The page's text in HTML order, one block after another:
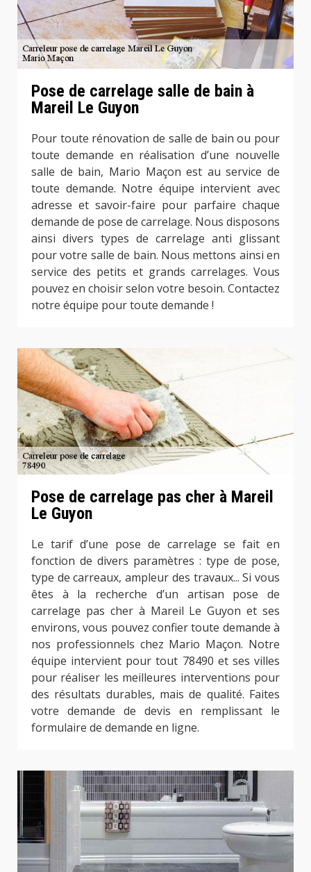
Pose de carrelage salle de bain à
Mareil Le Guyon
Pour toute rénovation de salle de bain ou pour
toute demande en réalisation d’une nouvelle
salle de bain, Mario Maçon est au service de
toute demande. Notre équipe intervient avec
adresse et savoir-faire pour parfaire chaque
demande de pose de carrelage. Nous disposons
ainsi divers types de carrelage anti glissant
pour votre salle de bain. Nous mettons ainsi en
service des petits et grands carrelages. Vous
pouvez en choisir selon votre besoin. Contactez
notre équipe pour toute demande !
Pose de carrelage pas cher à Mareil
Le Guyon
Le tarif d’une pose de carrelage se fait en
fonction de divers paramètres : type de pose,
type de carreaux, ampleur des travaux... Si vous
êtes à la recherche d’un artisan pose de
carrelage pas cher à Mareil Le Guyon et ses
environs, vous pouvez confier toute demande à
nos professionnels chez Mario Maçon. Notre
équipe intervient pour tout 78490 et ses villes
pour réaliser les meilleures interventions pour
des résultats durables, mais de qualité. Faites
votre demande de devis en remplissant le
formulaire de demande en ligne.